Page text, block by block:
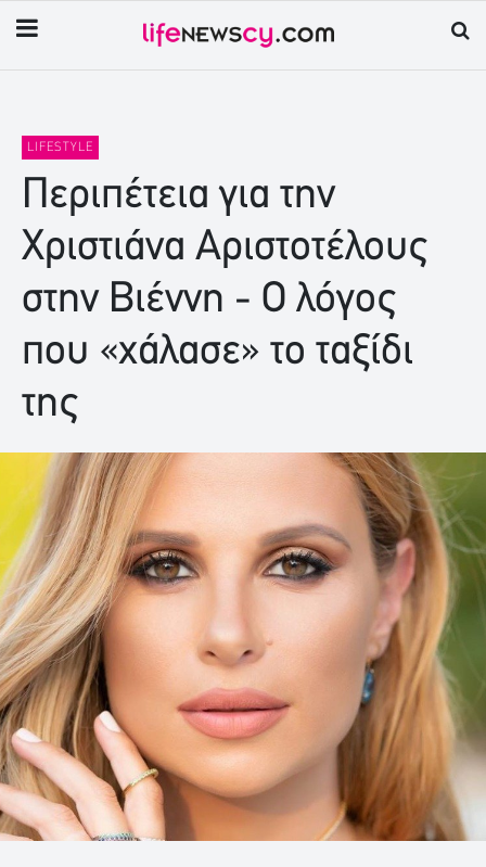
LIFESTYLE
Περιπέτεια για την
Χριστιάνα Αριστοτέλους
στην Βιέννη - Ο λόγος
που «χάλασε» το ταξίδι
της